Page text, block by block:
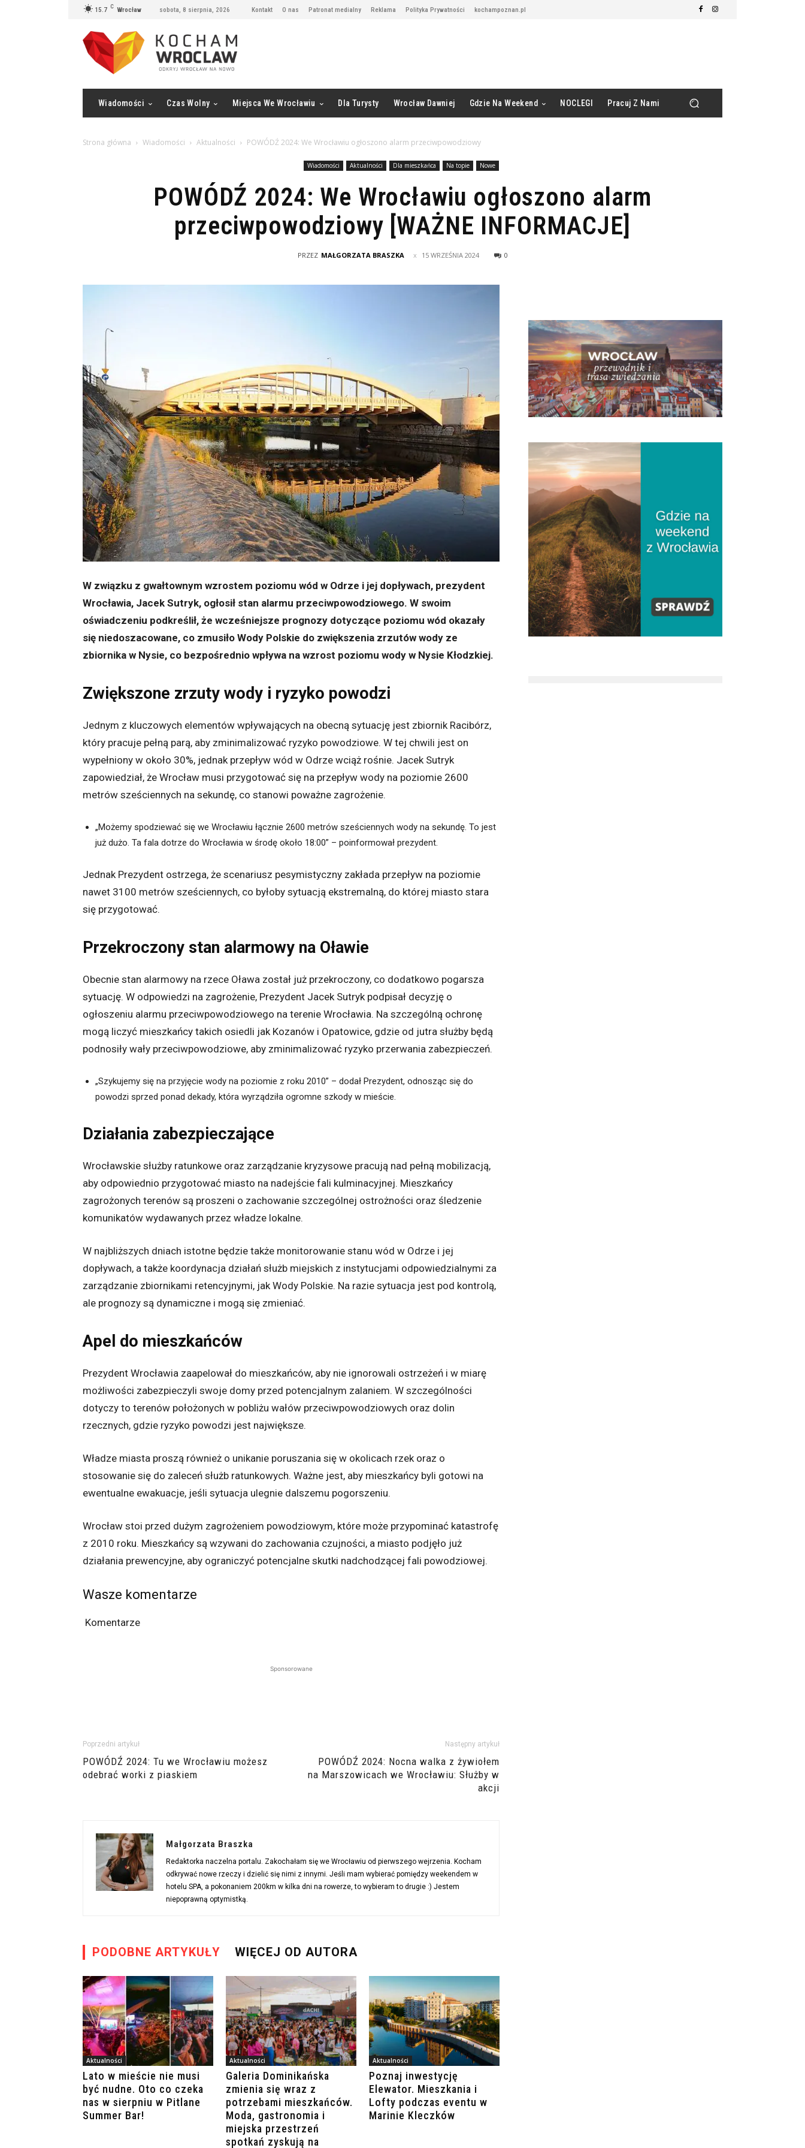
15.7 C Wrocław sobota, 8 sierpnia, 2026 Kontakt O nas Patronat medialny Reklama Polityka Prywatności kochampoznan.pl
Wiadomości Czas Wolny Miejsca We Wrocławiu Dla Turysty Wrocław Dawniej Gdzie Na Weekend NOCLEGI Pracuj Z Nami
Strona główna Wiadomości Aktualności POWÓDŹ 2024: We Wrocławiu ogłoszono alarm przeciwpowodziowy
Wiadomości Aktualności Dla mieszkańca Na topie Nowe
POWÓDŹ 2024: We Wrocławiu ogłoszono alarm
przeciwpowodziowy [WAŻNE INFORMACJE]
PRZEZ MAŁGORZATA BRASZKA 15 WRZEŚNIA 2024 0
W związku z gwałtownym wzrostem poziomu wód w Odrze i jej dopływach, prezydent
Wrocławia, Jacek Sutryk, ogłosił stan alarmu przeciwpowodziowego. W swoim
oświadczeniu podkreślił, że wcześniejsze prognozy dotyczące poziomu wód okazały
się niedoszacowane, co zmusiło Wody Polskie do zwiększenia zrzutów wody ze
zbiornika w Nysie, co bezpośrednio wpływa na wzrost poziomu wody w Nysie Kłodzkiej.
Zwiększone zrzuty wody i ryzyko powodzi
Jednym z kluczowych elementów wpływających na obecną sytuację jest zbiornik Racibórz,
który pracuje pełną parą, aby zminimalizować ryzyko powodziowe. W tej chwili jest on
wypełniony w około 30%, jednak przepływ wód w Odrze wciąż rośnie. Jacek Sutryk
zapowiedział, że Wrocław musi przygotować się na przepływ wody na poziomie 2600
metrów sześciennych na sekundę, co stanowi poważne zagrożenie.
„Możemy spodziewać się we Wrocławiu łącznie 2600 metrów sześciennych wody na sekundę. To jest
już dużo. Ta fala dotrze do Wrocławia w środę około 18:00” – poinformował prezydent.
Jednak Prezydent ostrzega, że scenariusz pesymistyczny zakłada przepływ na poziomie
nawet 3100 metrów sześciennych, co byłoby sytuacją ekstremalną, do której miasto stara
się przygotować.
Przekroczony stan alarmowy na Oławie
Obecnie stan alarmowy na rzece Oława został już przekroczony, co dodatkowo pogarsza
sytuację. W odpowiedzi na zagrożenie, Prezydent Jacek Sutryk podpisał decyzję o
ogłoszeniu alarmu przeciwpowodziowego na terenie Wrocławia. Na szczególną ochronę
mogą liczyć mieszkańcy takich osiedli jak Kozanów i Opatowice, gdzie od jutra służby będą
podnosiły wały przeciwpowodziowe, aby zminimalizować ryzyko przerwania zabezpieczeń.
„Szykujemy się na przyjęcie wody na poziomie z roku 2010” – dodał Prezydent, odnosząc się do
powodzi sprzed ponad dekady, która wyrządziła ogromne szkody w mieście.
Działania zabezpieczające
Wrocławskie służby ratunkowe oraz zarządzanie kryzysowe pracują nad pełną mobilizacją,
aby odpowiednio przygotować miasto na nadejście fali kulminacyjnej. Mieszkańcy
zagrożonych terenów są proszeni o zachowanie szczególnej ostrożności oraz śledzenie
komunikatów wydawanych przez władze lokalne.
W najbliższych dniach istotne będzie także monitorowanie stanu wód w Odrze i jej
dopływach, a także koordynacja działań służb miejskich z instytucjami odpowiedzialnymi za
zarządzanie zbiornikami retencyjnymi, jak Wody Polskie. Na razie sytuacja jest pod kontrolą,
ale prognozy są dynamiczne i mogą się zmieniać.
Apel do mieszkańców
Prezydent Wrocławia zaapelował do mieszkańców, aby nie ignorowali ostrzeżeń i w miarę
możliwości zabezpieczyli swoje domy przed potencjalnym zalaniem. W szczególności
dotyczy to terenów położonych w pobliżu wałów przeciwpowodziowych oraz dolin
rzecznych, gdzie ryzyko powodzi jest największe.
Władze miasta proszą również o unikanie poruszania się w okolicach rzek oraz o
stosowanie się do zaleceń służb ratunkowych. Ważne jest, aby mieszkańcy byli gotowi na
ewentualne ewakuacje, jeśli sytuacja ulegnie dalszemu pogorszeniu.
Wrocław stoi przed dużym zagrożeniem powodziowym, które może przypominać katastrofę
z 2010 roku. Mieszkańcy są wzywani do zachowania czujności, a miasto podjęło już
działania prewencyjne, aby ograniczyć potencjalne skutki nadchodzącej fali powodziowej.
Wasze komentarze
Komentarze
Sponsorowane
Poprzedni artykuł
POWÓDŹ 2024: Tu we Wrocławiu możesz
odebrać worki z piaskiem
Następny artykuł
POWÓDŹ 2024: Nocna walka z żywiołem
na Marszowicach we Wrocławiu: Służby w
akcji
Małgorzata Braszka
Redaktorka naczelna portalu. Zakochałam się we Wrocławiu od pierwszego wejrzenia. Kocham
odkrywać nowe rzeczy i dzielić się nimi z innymi. Jeśli mam wybierać pomiędzy weekendem w
hotelu SPA, a pokonaniem 200km w kilka dni na rowerze, to wybieram to drugie :) Jestem
niepoprawną optymistką.
PODOBNE ARTYKUŁY WIĘCEJ OD AUTORA
Aktualności
Lato w mieście nie musi
być nudne. Oto co czeka
nas w sierpniu w Pitlane
Summer Bar!
Aktualności
Galeria Dominikańska
zmienia się wraz z
potrzebami mieszkańców.
Moda, gastronomia i
miejska przestrzeń
spotkań zyskują na
Aktualności
Poznaj inwestycję
Elewator. Mieszkania i
Lofty podczas eventu w
Marinie Kleczków